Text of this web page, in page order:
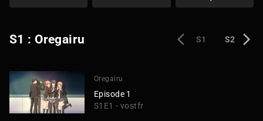
S1 : Oregairu S1 S2
Oregairu
Episode 1
S1E1 - vostfr